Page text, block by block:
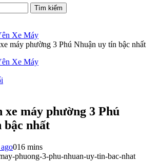
Xe Máy
máy phường 3 Phú Nhuận uy tín bậc nhất
Xe Máy
xe máy phường 3 Phú
bậc nhất
016 mins